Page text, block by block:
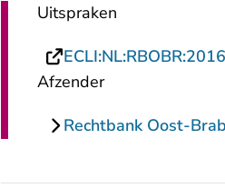
Uitspraken
Afzender
Rechtbank Oost-